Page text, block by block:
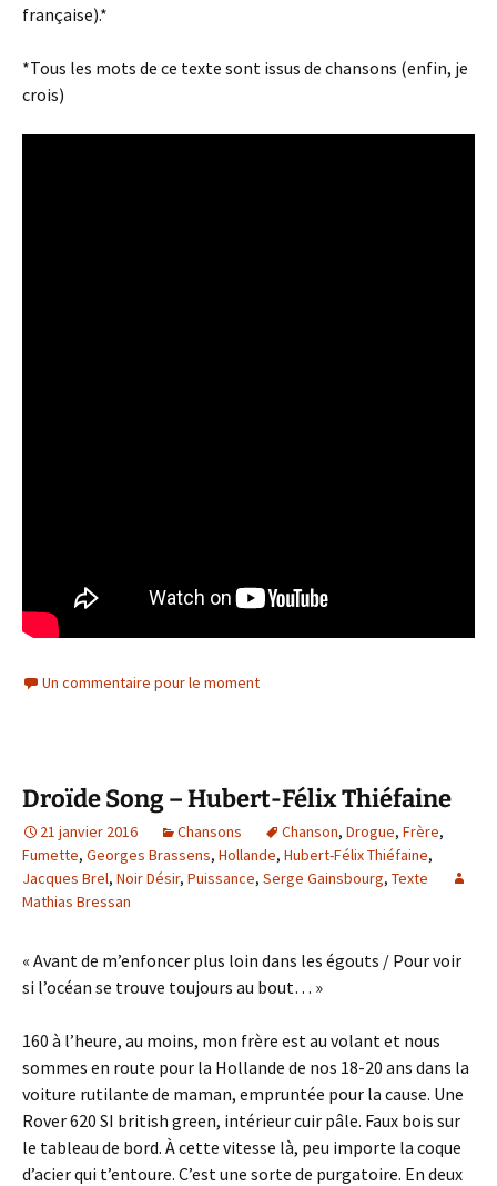
française).*
*Tous les mots de ce texte sont issus de chansons (enfin, je
crois)
Un commentaire pour le moment
Droïde Song – Hubert-Félix Thiéfaine
21 janvier 2016 Chansons Chanson, Drogue, Frère,
Fumette, Georges Brassens, Hollande, Hubert-Félix Thiéfaine,
Jacques Brel, Noir Désir, Puissance, Serge Gainsbourg, Texte
Mathias Bressan
« Avant de m’enfoncer plus loin dans les égouts / Pour voir
si l’océan se trouve toujours au bout… »
160 à l’heure, au moins, mon frère est au volant et nous
sommes en route pour la Hollande de nos 18-20 ans dans la
voiture rutilante de maman, empruntée pour la cause. Une
Rover 620 SI british green, intérieur cuir pâle. Faux bois sur
le tableau de bord. À cette vitesse là, peu importe la coque
d’acier qui t’entoure. C’est une sorte de purgatoire. En deux